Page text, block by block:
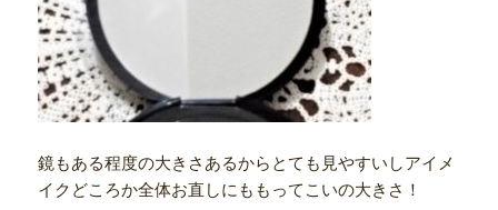
鏡もある程度の大きさあるからとても見やすいしアイメ
イクどころか全体お直しにももってこいの大きさ！